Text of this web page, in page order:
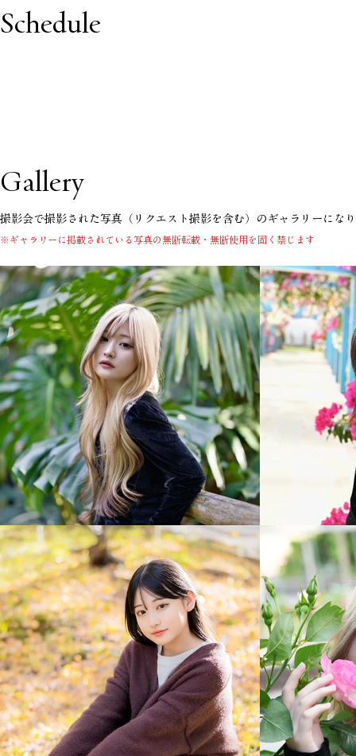
Schedule
Gallery
撮影会で撮影された写真（リクエスト撮影を含む）のギャラリーにな
※ギャラリーに掲載されている写真の無断転載・無断使用を固く禁じます